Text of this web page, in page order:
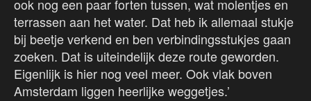
ook nog een paar forten tussen, wat molentjes en
terrassen aan het water. Dat heb ik allemaal stukje
bij beetje verkend en ben verbindingsstukjes gaan
zoeken. Dat is uiteindelijk deze route geworden.
Eigenlijk is hier nog veel meer. Ook vlak boven
Amsterdam liggen heerlijke weggetjes.’